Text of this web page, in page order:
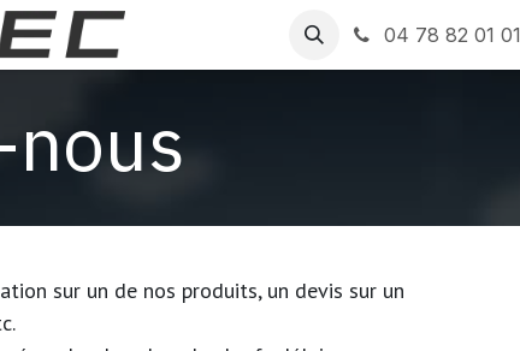
Contactez-nous
04 78 82 01 01
nous
sur un de nos produits, un devis sur un